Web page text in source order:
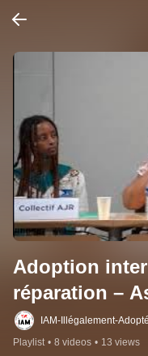
Adoption
réparation –
(intégral)
IAM-Illégalement-
Playlist • 8 videos • 13 views